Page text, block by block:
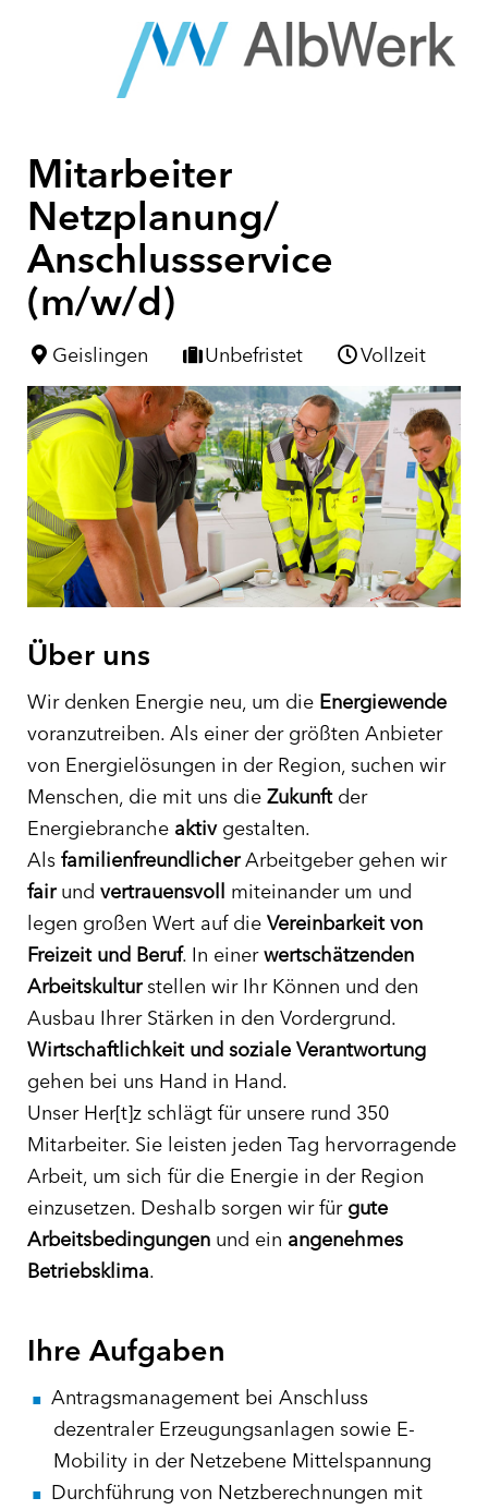
Mitarbeiter
Netzplanung/
Anschlussservice
(m/w/d)
Geislingen Unbefristet Vollzeit
Über uns
Wir denken Energie neu, um die Energiewende
voranzutreiben. Als einer der größten Anbieter
von Energielösungen in der Region, suchen wir
Menschen, die mit uns die Zukunftder
Energiebranche aktivgestalten.
Als familienfreundlicherArbeitgeber gehen wir
fairund vertrauensvoll miteinander um und
legen großen Wert auf die Vereinbarkeit von
Freizeit und Beruf. In einerwertschätzenden
Arbeitskulturstellen wir Ihr Können und den
Ausbau Ihrer Stärken in den Vordergrund.
Wirtschaftlichkeit und soziale Verantwortung
gehen bei uns Hand in Hand.
Unser Her[t]z schlägt für unsere rund 350
Mitarbeiter. Sie leisten jeden Tag hervorragende
Arbeit, um sich für die Energie in der Region
einzusetzen. Deshalb sorgen wir für gute
Arbeitsbedingungen und ein angenehmes
Betriebsklima.
Ihre Aufgaben
Antragsmanagement bei Anschluss
dezentraler Erzeugungsanlagen sowie E-
Mobility in der Netzebene Mittelspannung
Durchführung von Netzberechnungen mit